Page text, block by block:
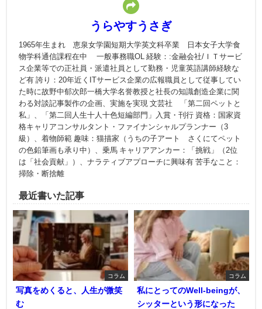
うらやすうさぎ
1965年生まれ 恵泉女学園短期大学英文科卒業 日本女子大学食
物学科通信課程在中 一般事務職OL 経験：:金融会社/ＩＴサービ
ス企業等での正社員・派遣社員として勤務・児童英語講師経験な
ど有 誇り：20年近くITサービス企業の広報職員として従事してい
た時に故野中郁次郎一橋大学名誉教授と社長の知識創造企業に関
わる対談記事製作の企画、実施を実現 文芸社 「第二回ペットと
私」、「第二回人生十人十色短編部門」入賞・刊行 資格：国家資
格キャリアコンサルタント・ファイナンシャルプランナー（3
級）、着物師範 趣味：猫描家（うちの子アート さくにてペット
の色鉛筆画も承り中）、乗馬 キャリアアンカー：「挑戦」（2位
は「社会貢献」）、ナラティブアプローチに興味有 苦手なこと：
掃除・断捨離
最近書いた記事
コラム
写真をめくると、人生が微笑
む
コラム
私にとってのWell-beingが、
シッターという形になった